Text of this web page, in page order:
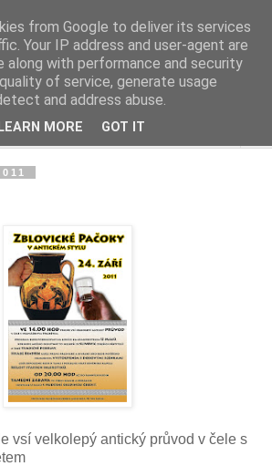
vísce...
vsí velkolepý antický průvod v čele s
from Google to deliver its services
Your IP address and user-agent are
along with performance and security
of service, generate usage
and address abuse.
LEARN MORE GOT IT